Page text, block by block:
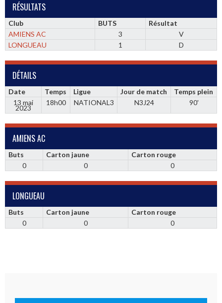
RÉSULTATS
Club BUTS
Résultat
AMIENS AC
3
V
LONGUEAU
1 D
DÉTAILS
Date Temps Ligue Jour de match
Temps plein
13 mai
2023
18h00 NATIONAL3 N3J24 90'
AMIENS AC
Buts Carton jaune
Carton rouge
0
0 0
LONGUEAU
Buts Carton jaune
Carton rouge
0
0 0